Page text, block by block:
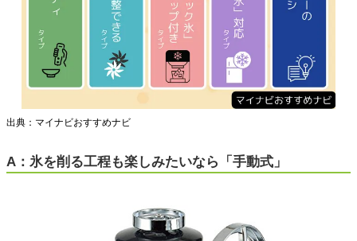
出典：マイナビおすすめナビ
A：氷を削る工程も楽しみたいなら「手動式」